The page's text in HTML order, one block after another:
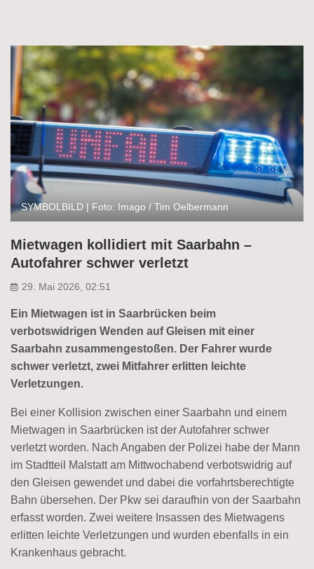
SYMBOLBILD | Foto: Imago / Tim Oelbermann
Mietwagen kollidiert mit Saarbahn –
Autofahrer schwer verletzt
29. Mai 2026, 02:51
Ein Mietwagen ist in Saarbrücken beim
verbotswidrigen Wenden auf Gleisen mit einer
Saarbahn zusammengestoßen. Der Fahrer wurde
schwer verletzt, zwei Mitfahrer erlitten leichte
Verletzungen.
Bei einer Kollision zwischen einer Saarbahn und einem
Mietwagen in Saarbrücken ist der Autofahrer schwer
verletzt worden. Nach Angaben der Polizei habe der Mann
im Stadtteil Malstatt am Mittwochabend verbotswidrig auf
den Gleisen gewendet und dabei die vorfahrtsberechtigte
Bahn übersehen. Der Pkw sei daraufhin von der Saarbahn
erfasst worden. Zwei weitere Insassen des Mietwagens
erlitten leichte Verletzungen und wurden ebenfalls in ein
Krankenhaus gebracht.